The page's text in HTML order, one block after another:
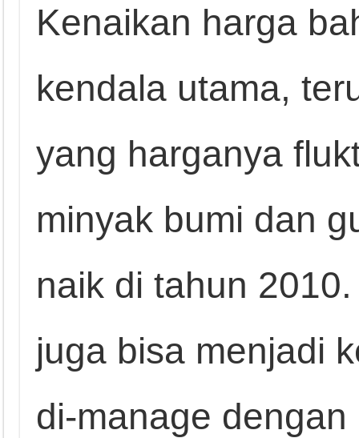
Kenaikan harga
kendala utama,
yang harganya
minyak bumi dan
naik di tahun
juga bisa menjadi
di-manage